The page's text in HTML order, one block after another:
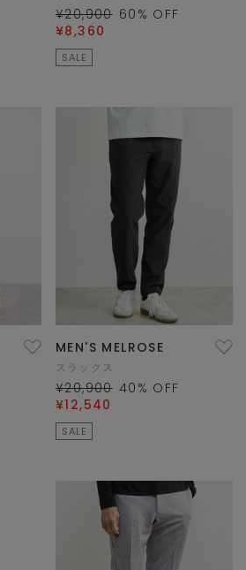
¥20,900 60 % OFF
¥8,360
SALE
MEN'S MELROSE
スラックス
¥20,900 40 % OFF
¥12,540
SALE